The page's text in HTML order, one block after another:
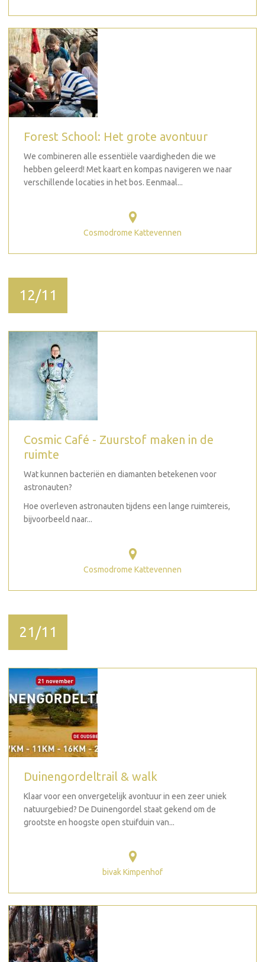
Forest School: Het grote avontuur
We combineren alle essentiële vaardigheden die we
hebben geleerd! Met kaart en kompas navigeren we naar
verschillende locaties in het bos. Eenmaal...
Cosmodrome Kattevennen
12/11
Cosmic Café - Zuurstof maken in de
ruimte
Wat kunnen bacteriën en diamanten betekenen voor
astronauten?
Hoe overleven astronauten tijdens een lange ruimtereis,
bijvoorbeeld naar...
Cosmodrome Kattevennen
21/11
Duinengordeltrail & walk
Klaar voor een onvergetelijk avontuur in een zeer uniek
natuurgebied? De Duinengordel staat gekend om de
grootste en hoogste open stuifduin van...
bivak Kimpenhof